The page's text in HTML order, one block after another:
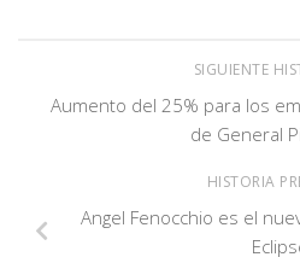
SIGUIENTE
Aumento del 25% para los
de General
HISTORIA
Angel Fenocchio es el